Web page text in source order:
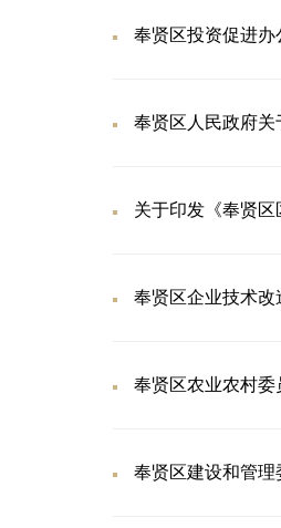
奉贤区投资促进办
奉贤区人民政府
关于印发《奉贤
奉贤区企业技术改
奉贤区农业农村
奉贤区建设和管